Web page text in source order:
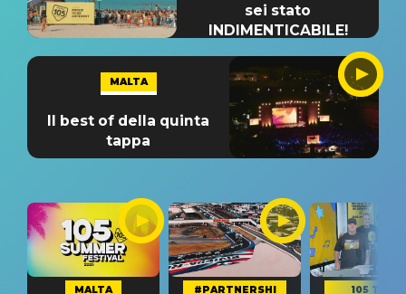
sei stato
INDIMENTICABILE!
MALTA
Il best of della quinta
tappa
MALTA
#PARTNERSHI
105 TAKE